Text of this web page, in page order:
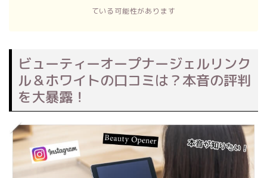
ている可能性があります
ビューティーオープナージェルリンク
ル＆ホワイトの口コミは？本音の評判
を大暴露！